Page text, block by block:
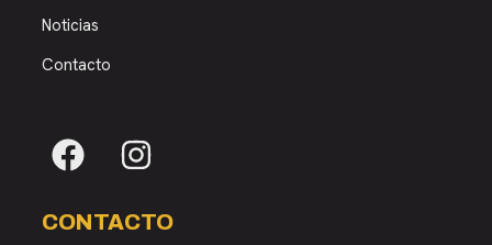
Noticias
Contacto
CONTACTO